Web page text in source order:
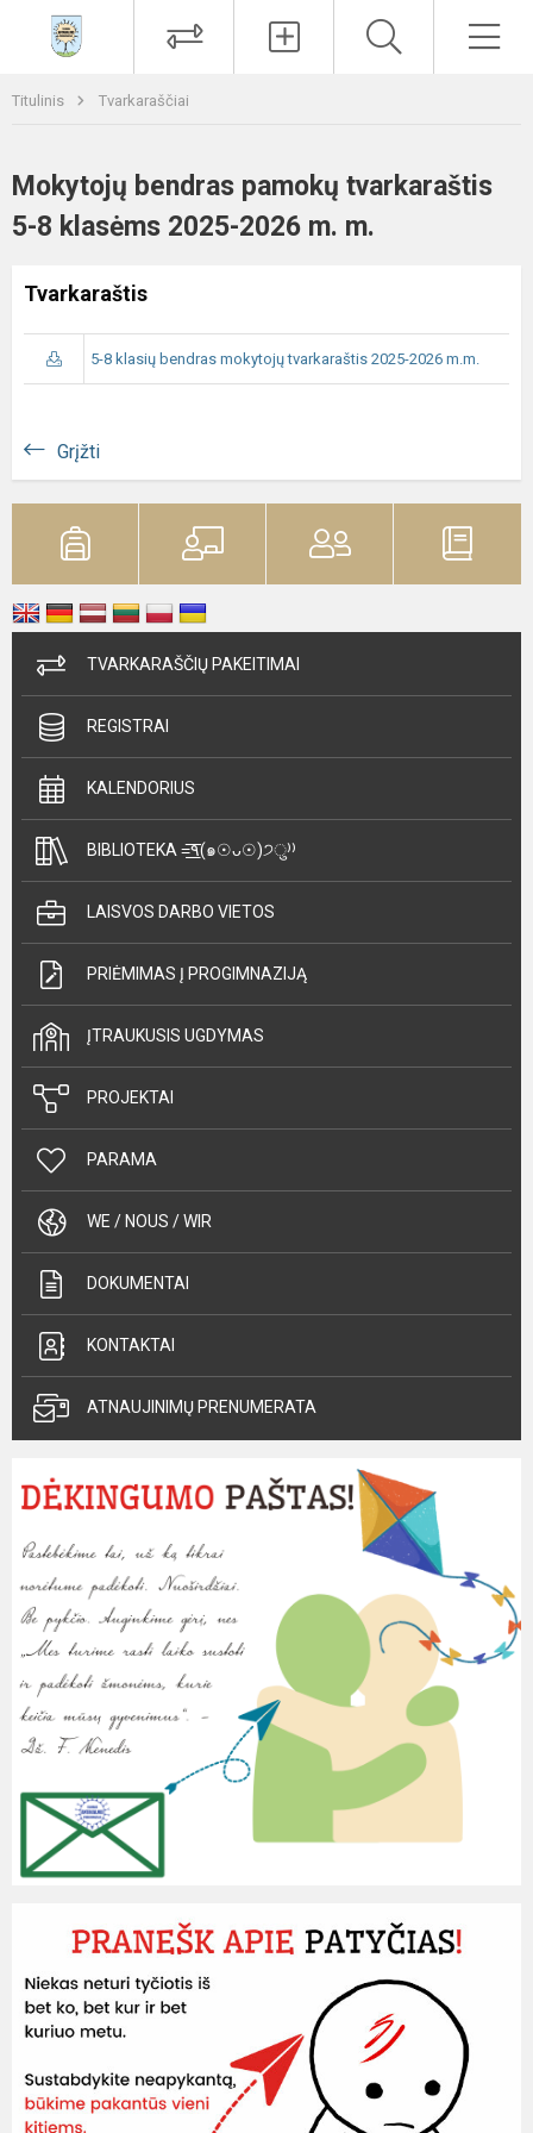
Titulinis Tvarkaraščiai
Mokytojų bendras pamokų tvarkaraštis
5-8 klasėms 2025-2026 m. m.
Tvarkaraštis
5-8 klasių bendras mokytojų tvarkaraštis 2025-2026 m.m.
Grįžti
TVARKARAŠČIŲ PAKEITIMAI
REGISTRAI
KALENDORIUS
BIBLIOTEKA =͟͟͞͞٩(๑☉ᴗ☉)੭ु⁾⁾
LAISVOS DARBO VIETOS
PRIĖMIMAS Į PROGIMNAZIJĄ
ĮTRAUKUSIS UGDYMAS
PROJEKTAI
PARAMA
WE / NOUS / WIR
DOKUMENTAI
KONTAKTAI
ATNAUJINIMŲ PRENUMERATA